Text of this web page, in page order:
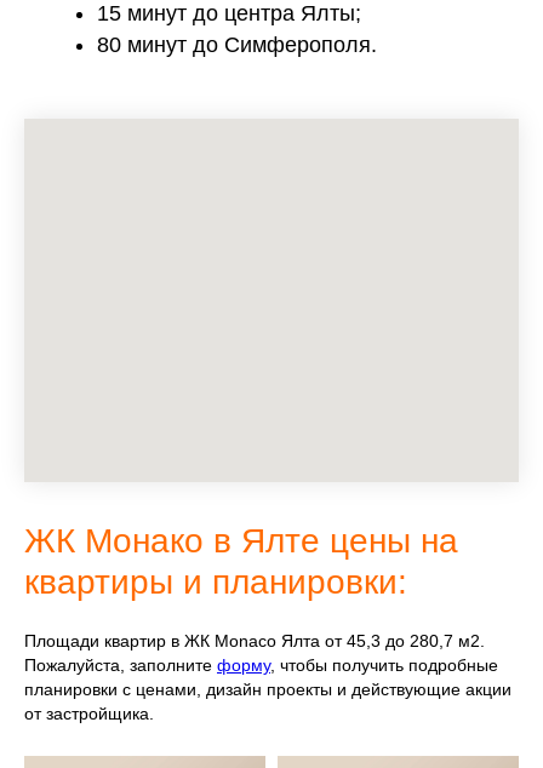
15 минут до центра Ялты;
80 минут до Симферополя.
ЖК Монако в Ялте цены на
квартиры и планировки:
Площади квартир в ЖК Monaco Ялта от 45,3 до 280,7 м2.
Пожалуйста, заполните форму, чтобы получить подробные
планировки с ценами, дизайн проекты и действующие акции
от застройщика.